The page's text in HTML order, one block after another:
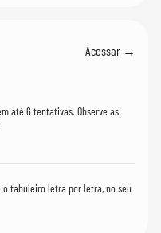
Acessar →
até 6 tentativas. Observe as
tabuleiro letra por letra, no seu